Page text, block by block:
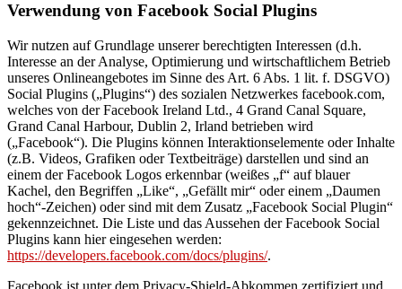
Verwendung von Facebook Social Plugins
Wir nutzen auf Grundlage unserer berechtigten Interessen (d.h.
Interesse an der Analyse, Optimierung und wirtschaftlichem Betrieb
unseres Onlineangebotes im Sinne des Art. 6 Abs. 1 lit. f. DSGVO)
Social Plugins („Plugins“) des sozialen Netzwerkes facebook.com,
welches von der Facebook Ireland Ltd., 4 Grand Canal Square,
Grand Canal Harbour, Dublin 2, Irland betrieben wird
(„Facebook“). Die Plugins können Interaktionselemente oder Inhalte
(z.B. Videos, Grafiken oder Textbeiträge) darstellen und sind an
einem der Facebook Logos erkennbar (weißes „f“ auf blauer
Kachel, den Begriffen „Like“, „Gefällt mir“ oder einem „Daumen
hoch“-Zeichen) oder sind mit dem Zusatz „Facebook Social Plugin“
gekennzeichnet. Die Liste und das Aussehen der Facebook Social
Plugins kann hier eingesehen werden:
https://developers.facebook.com/docs/plugins/.